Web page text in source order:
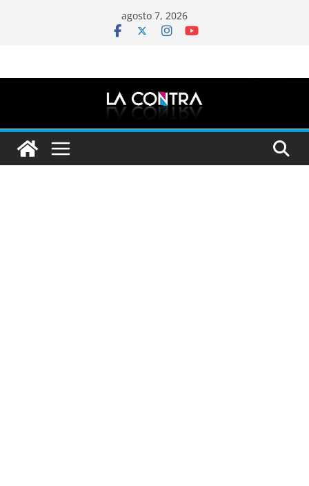
agosto 7, 2026